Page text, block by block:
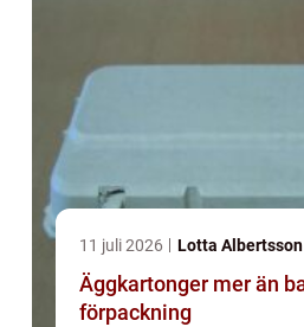
11 juli 2026 Lotta Albertsson
Äggkartonger mer än bara en
förpackning